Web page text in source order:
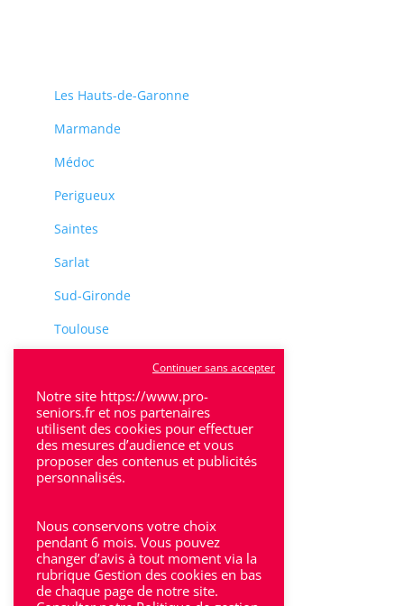
Les Hauts-de-Garonne
Marmande
Médoc
Perigueux
Saintes
Sarlat
Sud-Gironde
Toulouse
Villeneuve-Sur-Lot
Bron
Lyon
Notre site https://www.pro-
seniors.fr et nos partenaires
utilisent des cookies pour effectuer
des mesures d’audience et vous
proposer des contenus et publicités
personnalisés.
Nous conservons votre choix
pendant 6 mois. Vous pouvez
changer d’avis à tout moment via la
rubrique Gestion des cookies en bas
de chaque page de notre site.
Continuer sans accepter